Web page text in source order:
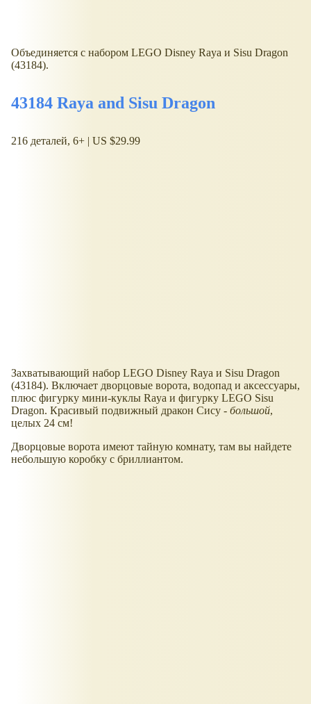
Объединяется с набором LEGO Disney Raya и Sisu Dragon
(43184).
43184 Raya and Sisu Dragon
216 деталей, 6+ | US $29.99
Захватывающий набор LEGO Disney Raya и Sisu Dragon
(43184). Включает дворцовые ворота, водопад и аксессуары,
плюс фигурку мини-куклы Raya и фигурку LEGO Sisu
Dragon. Красивый подвижный дракон Сису - большой,
целых 24 см!
Дворцовые ворота имеют тайную комнату, там вы найдете
небольшую коробку с бриллиантом.